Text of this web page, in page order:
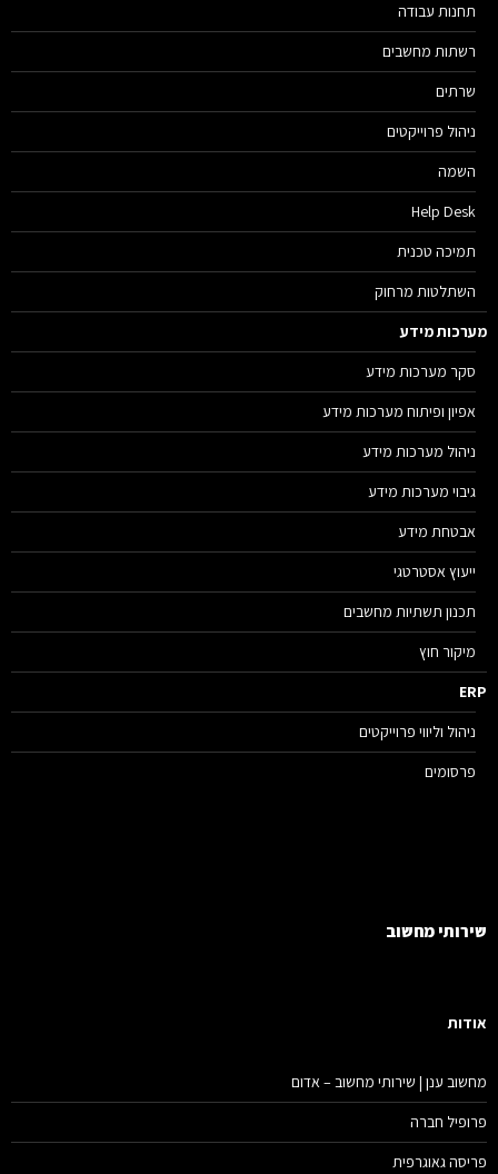
תחנות עבודה
רשתות מחשבים
שרתים
ניהול פרוייקטים
השמה
Help Desk
תמיכה טכנית
השתלטות מרחוק
מידע
סקר מערכות מידע
אפיון ופיתוח מערכות מידע
ניהול מערכות מידע
גיבוי מערכות מידע
אבטחת מידע
ייעוץ אסטרטגי
תכנון תשתיות מחשבים
מיקור חוץ
ניהול וליווי פרוייקטים
פרסומים
מחשוב
ענן | שירותי מחשוב – אדום
חברה
גאוגרפית